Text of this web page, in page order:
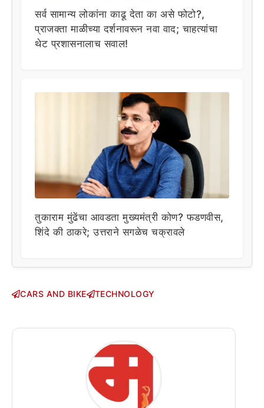
सर्व सामान्य लोकांना काढू देता का असे फोटो?,
प्राजक्ता माळीच्या दर्शनावरून नवा वाद; चाहत्यांचा
थेट प्रशासनालाच सवाल!
तुकाराम मुंढेंचा आवडता मुख्यमंत्री कोण? फडणवीस,
शिंदे की ठाकरे; उत्तराने सगळेच चक्रावले
CARS AND BIKE TECHNOLOGY